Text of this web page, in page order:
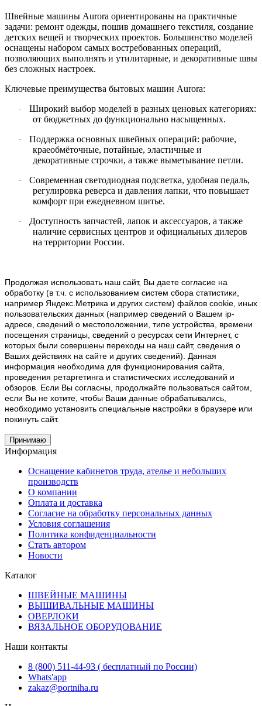
Швейные машины Aurora ориентированы на практичные
задачи: ремонт одежды, пошив домашнего текстиля, создание
детских вещей и творческих проектов. Большинство моделей
оснащены набором самых востребованных операций,
позволяющих выполнять и утилитарные, и декоративные швы
без сложных настроек.
Ключевые преимущества бытовых машин Aurora:
·
Широкий выбор моделей в разных ценовых категориях:
от бюджетных до функционально насыщенных.
·
Поддержка основных швейных операций: рабочие,
краеобмёточные, потайные, эластичные и
декоративные строчки, а также выметывание петли.
·
Современная светодиодная подсветка, удобная педаль,
регулировка реверса и давления лапки, что повышает
комфорт при ежедневном шитье.
·
Доступность запчастей, лапок и аксессуаров, а также
наличие сервисных центров и официальных дилеров
на территории России.
Продолжая использовать наш cайт, Вы даете согласие на
обработку (в т.ч. с использованием систем сбора статистики,
например Яндекс.Метрика и других систем) файлов cookie, иных
пользовательских данных (например сведений о Вашем ip-
адресе, сведений о местоположении, типе устройства, времени
посещения страницы, сведений о ресурсах сети Интернет, с
которых были совершены переходы на наш сайт, сведения о
Ваших действиях на сайте и других сведений). Данная
информация необходима для функционирования сайта,
проведения ретаргетинга и статистических исследований и
обзоров. Если Вы согласны, продолжайте пользоваться сайтом,
если Вы не хотите, чтобы Ваши данные обрабатывались,
необходимо установить специальные настройки в браузере или
покинуть сайт.
Принимаю
Информация
Оснащение кабинетов труда, ателье и небольших
производств
О компании
Оплата и доставка
Согласие на обработку персональных данных
Условия соглашения
Политика конфиденциальности
Стать автором
Новости
Каталог
ШВЕЙНЫЕ МАШИНЫ
ВЫШИВАЛЬНЫЕ МАШИНЫ
ОВЕРЛОКИ
ВЯЗАЛЬНОЕ ОБОРУДОВАНИЕ
Наши контакты
8 (800) 511-44-93 ( бесплатный по России)
Whats'app
zakaz@portniha.ru